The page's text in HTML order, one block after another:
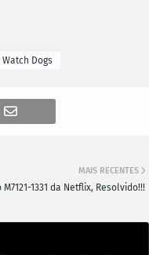
Watch Dogs
MAIS RECENTES
M7121-1331 da Netflix, Resolvido!!!